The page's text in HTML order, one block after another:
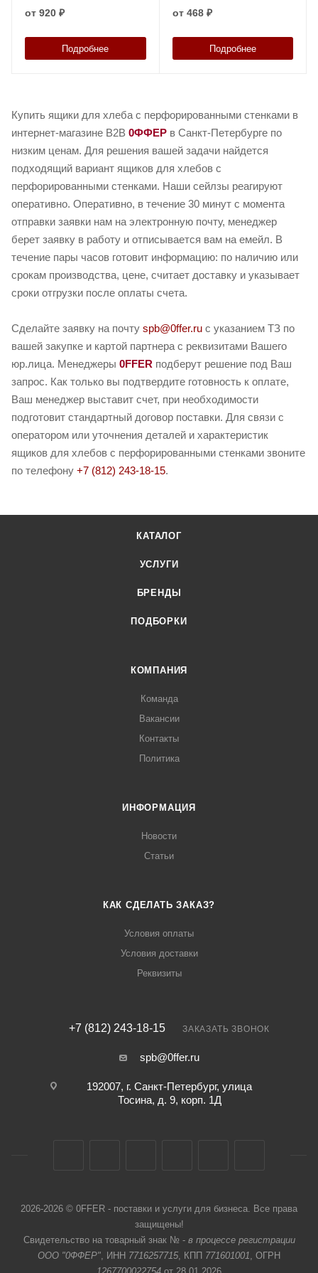
дном, 3-х бортный
усиленный
от 920 ₽
Подробнее
перфорированными
стенками и дном
от 468 ₽
Подробнее
Купить ящики для хлеба с перфорированными стенками в
интернет-магазине B2B 0ФФЕР в Санкт-Петербурге по
низким ценам. Для решения вашей задачи найдется
подходящий вариант ящиков для хлебов с
перфорированными стенками. Наши сейлзы реагируют
оперативно. Оперативно, в течение 30 минут с момента
отправки заявки нам на электронную почту, менеджер
берет заявку в работу и отписывается вам на емейл. В
течение пары часов готовит информацию: по наличию или
срокам производства, цене, считает доставку и указывает
сроки отгрузки после оплаты счета.
Сделайте заявку на почту spb@0ffer.ru с указанием ТЗ по
вашей закупке и картой партнера с реквизитами Вашего
юр.лица. Менеджеры 0FFER подберут решение под Ваш
запрос. Как только вы подтвердите готовность к оплате,
Ваш менеджер выставит счет, при необходимости
подготовит стандартный договор поставки. Для связи с
оператором или уточнения деталей и характеристик
ящиков для хлебов с перфорированными стенками звоните
по телефону +7 (812) 243-18-15.
КАТАЛОГ
УСЛУГИ
БРЕНДЫ
ПОДБОРКИ
КОМПАНИЯ
Команда
Вакансии
Контакты
Политика
ИНФОРМАЦИЯ
Новости
Статьи
КАК СДЕЛАТЬ ЗАКАЗ?
Условия оплаты
Условия доставки
Реквизиты
+7 (812) 243-18-15 ЗАКАЗАТЬ ЗВОНОК
spb@0ffer.ru
192007, г. Санкт-Петербург, улица
Тосина, д. 9, корп. 1Д
2026-2026 © 0FFER - поставки и услуги для бизнеса. Все права
защищены!
Свидетельство на товарный знак № - в процессе регистрации
ООО "0ФФЕР", ИНН 7716257715, КПП 771601001, ОГРН